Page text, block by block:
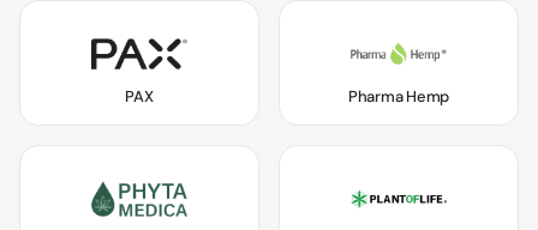
PAX Pharma Hemp